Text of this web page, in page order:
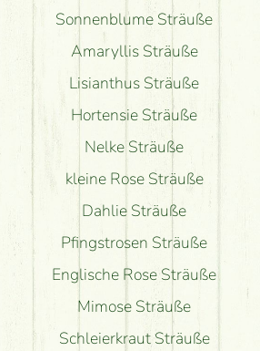
Sonnenblume Sträuße
Amaryllis Sträuße
Lisianthus Sträuße
Hortensie Sträuße
Nelke Sträuße
kleine Rose Sträuße
Dahlie Sträuße
Pfingstrosen Sträuße
Englische Rose Sträuße
Mimose Sträuße
Schleierkraut Sträuße